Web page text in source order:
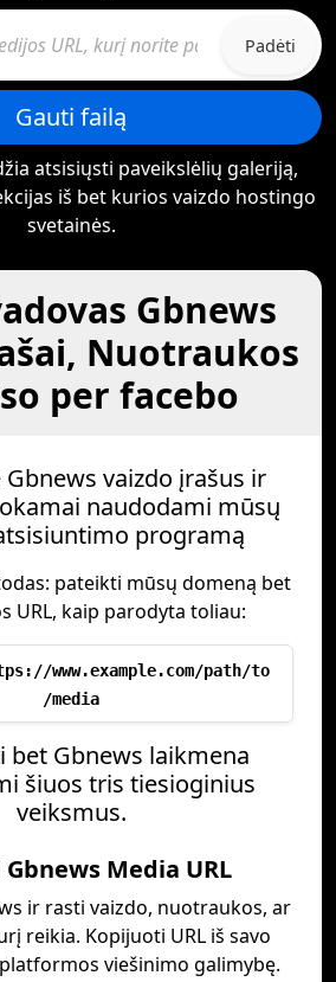
Padėti
Gauti failą
atsisiųsti paveikslėlių galeriją,
iš bet kurios vaizdo hostingo
svetainės.
Gbnews
Nuotraukos
per facebo
vaizdo įrašus ir
naudodami mūsų
programą
pateikti mūsų domeną bet
URL, kaip parodyta toliau:
www.example.com/path/to
/media
bet Gbnews laikmena
šiuos tris tiesioginius
veiksmus.
Media URL
ir rasti vaizdo, nuotraukos, ar
reikia. Kopijuoti URL iš savo
viešinimo galimybę.